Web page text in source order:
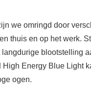
we omringd door
thuis en op het werk.
blootstelling
High Energy Blue Light
ogen.